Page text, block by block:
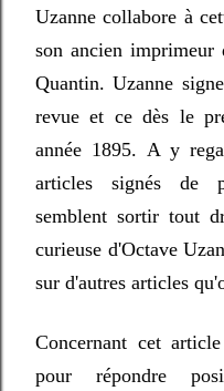
Uzanne collabore à
son ancien
Quantin. Uzanne
revue et ce dès le
année 1895. A y
articles signés de
semblent sortir tout
curieuse d'Octave
sur d'autres articles
Concernant cet
pour répondre